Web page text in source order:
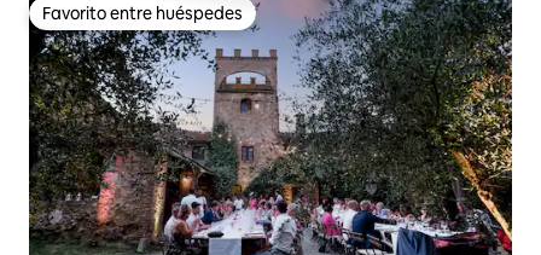
Favorito entre huéspedes
Favorito entre huéspedes